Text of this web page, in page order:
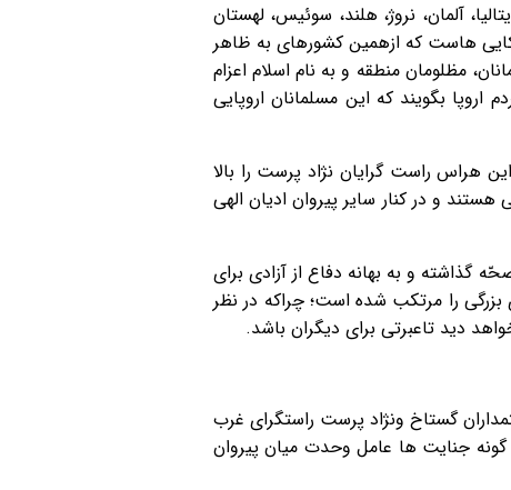
آلمان، نروژ، هلند، سوئیس، لهستان
هاست که ازهمین کشورهای به ظاهر
از ۳۰۰ نفر داعشی به جنگ برعلیه مسلمانان، مظلومان منطقه و به نام اسلام اعزام
بگویند که این مسلمانان اروپایی
هراس راست گرایان نژاد پرست را بالا
و در کنار سایر پیروان ادیان الهی
گذاشته و به بهانه دفاع از آزادی برای
را مرتکب شده است؛ چراکه در نظر
دید تاعبرتی برای دیگران باشد.
گستاخ ونژاد پرست راستگرای غرب
جنایت ها عامل وحدت میان پیروان